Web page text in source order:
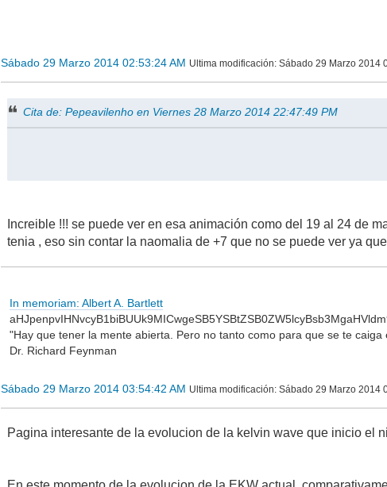
Sábado 29 Marzo 2014 02:53:24 AM Ultima modificación: Sábado 29 Marzo 2014
Cita de: Pepeavilenho en Viernes 28 Marzo 2014 22:47:49 PM
Increible !!! se puede ver en esa animación como del 19 al 24 de
tenia , eso sin contar la naomalia de +7 que no se puede ver ya
In memoriam: Albert A. Bartlett
"Hay que tener la mente abierta. Pero no tanto como para que se te caiga
Dr. Richard Feynman
Sábado 29 Marzo 2014 03:54:42 AM Ultima modificación: Sábado 29 Marzo 2014
Pagina interesante de la evolucion de la kelvin wave que inicio el